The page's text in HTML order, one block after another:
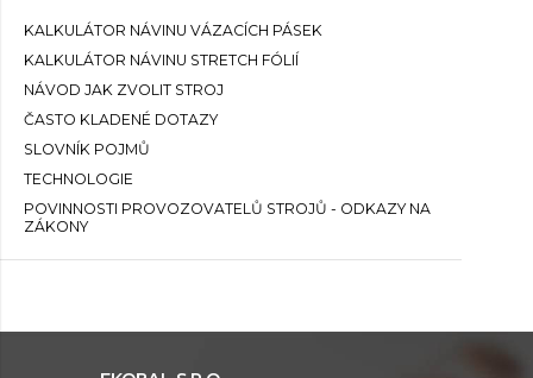
KALKULÁTOR NÁVINU VÁZACÍCH PÁSEK
KALKULÁTOR NÁVINU STRETCH FÓLIÍ
NÁVOD JAK ZVOLIT STROJ
ČASTO KLADENÉ DOTAZY
SLOVNÍK POJMŮ
TECHNOLOGIE
POVINNOSTI PROVOZOVATELŮ STROJŮ - ODKAZY NA
ZÁKONY